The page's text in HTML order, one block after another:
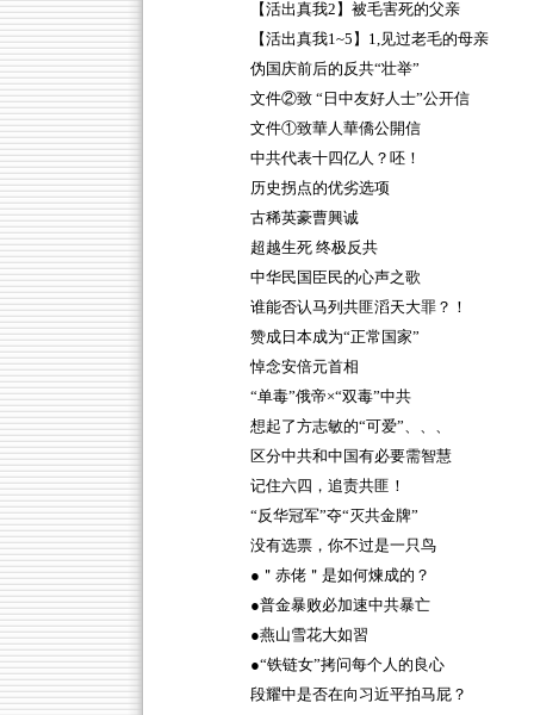
【活出真我2】被毛害死的父亲
【活出真我1~5】1,见过老毛的母亲
伪国庆前后的反共“壮举”
文件②致 “日中友好人士”公开信
文件①致華人華僑公開信
中共代表十四亿人？呸！
历史拐点的优劣选项
古稀英豪曹興诚
超越生死 终极反共
中华民国臣民的心声之歌
谁能否认马列共匪滔天大罪？！
赞成日本成为“正常国家”
悼念安倍元首相
“单毒”俄帝×“双毒”中共
想起了方志敏的“可爱”、、、
区分中共和中国有必要需智慧
记住六四，追责共匪！
“反华冠军”夺“灭共金牌”
没有选票，你不过是一只鸟
●＂赤佬＂是如何煉成的？
●普金暴败必加速中共暴亡
●燕山雪花大如習
●“铁链女”拷问每个人的良心
段耀中是否在向习近平拍马屁？